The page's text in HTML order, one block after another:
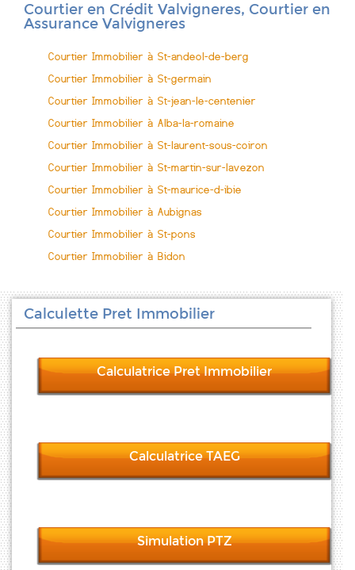
Courtier en Crédit Valvigneres, Courtier en
Assurance Valvigneres
Courtier Immobilier à St-andeol-de-berg
Courtier Immobilier à St-germain
Courtier Immobilier à St-jean-le-centenier
Courtier Immobilier à Alba-la-romaine
Courtier Immobilier à St-laurent-sous-coiron
Courtier Immobilier à St-martin-sur-lavezon
Courtier Immobilier à St-maurice-d-ibie
Courtier Immobilier à Aubignas
Courtier Immobilier à St-pons
Courtier Immobilier à Bidon
Calculette Pret Immobilier
Calculatrice Pret Immobilier
Calculatrice TAEG
Simulation PTZ